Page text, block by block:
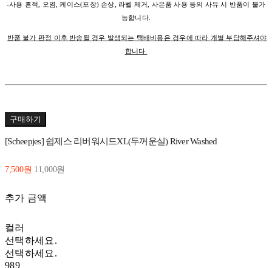
-사용 흔적, 오염, 케이스(포장) 손상, 라벨 제거, 사은품 사용 등의 사유 시 반품이 불가
능합니다.
반품 불가 판정 이후 반송될 경우 발생되는 택배비용은 경우에 따라 개별 부담해주셔야
합니다.
구매하기
[Scheepjes] 쉽제스 리버워시드XL(두꺼운실) River Washed
7,500원 11,000원
추가 금액
컬러
선택하세요.
선택하세요.
989